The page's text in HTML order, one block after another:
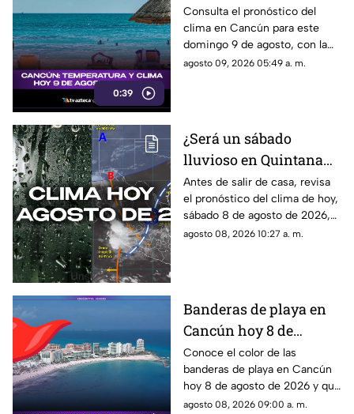
0:39
qué temperatura se
espera este domingo?
Consulta el pronóstico del
clima en Cancún para este
domingo 9 de agosto, con la
temperatura y las condiciones
agosto 09, 2026 05:49 a. m.
¿Será un sábado
lluvioso en Quintana
Roo? Pronóstico del
clima HOY, sábado 8 de
agosto de 2026, en
Cancún y el resto del
Antes de salir de casa, revisa
el pronóstico del clima de hoy,
sábado 8 de agosto de 2026,
en Cancún y el resto de
agosto 08, 2026 10:27 a. m.
Banderas de playa en
Cancún hoy 8 de
agosto: ¿qué color
ondea y qué significa?
Conoce el color de las
banderas de playa en Cancún
hoy 8 de agosto de 2026 y qué
significa para los visitantes.
agosto 08, 2026 09:00 a. m.